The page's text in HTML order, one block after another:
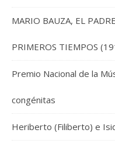
MARIO BAUZA, EL
PRIMEROS TIEMPOS
Premio Nacional de la
congénitas
Heriberto (Filiberto) e